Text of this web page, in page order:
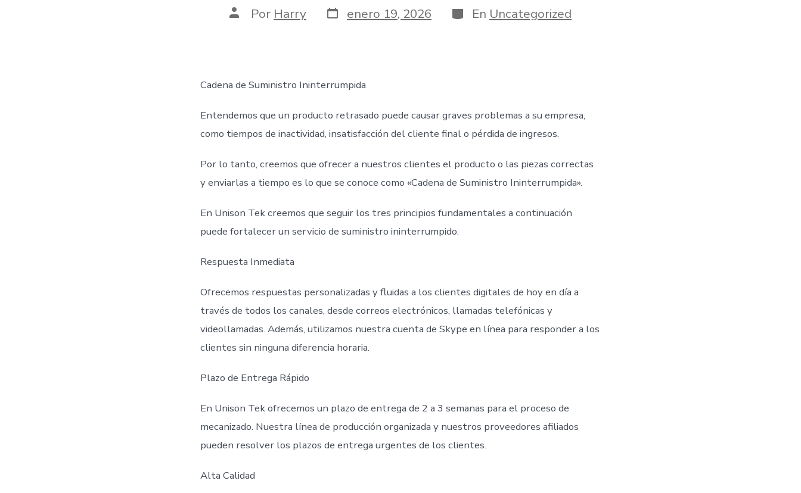
AutorPor Harry Fecha
de
enero 19, 2026 Categorías
En Uncategorized
Cadena de Suministro Ininterrumpida
Entendemos que un producto retrasado puede causar graves problemas a su empresa,
como tiempos de inactividad, insatisfacción del cliente final o pérdida de ingresos.
Por lo tanto, creemos que ofrecer a nuestros clientes el producto o las piezas correctas
y enviarlas a tiempo es lo que se conoce como «Cadena de Suministro Ininterrumpida».
En Unison Tek creemos que seguir los tres principios fundamentales a continuación
puede fortalecer un servicio de suministro ininterrumpido.
Respuesta Inmediata
Ofrecemos respuestas personalizadas y fluidas a los clientes digitales de hoy en día a
través de todos los canales, desde correos electrónicos, llamadas telefónicas y
videollamadas. Además, utilizamos nuestra cuenta de Skype en línea para responder a los
clientes sin ninguna diferencia horaria.
Plazo de Entrega Rápido
En Unison Tek ofrecemos un plazo de entrega de 2 a 3 semanas para el proceso de
mecanizado. Nuestra línea de producción organizada y nuestros proveedores afiliados
pueden resolver los plazos de entrega urgentes de los clientes.
Alta Calidad